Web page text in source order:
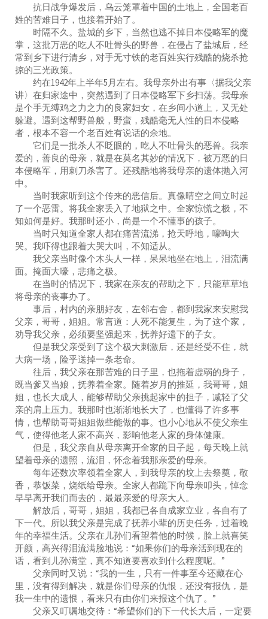
抗日战争爆发后，乌云笼罩着中国的土地上，全国老百
姓的苦难日子，也接着开始了。
时隔不久。盐城的乡下，当然也逃不掉日本侵略军的魔
掌，这批万恶的吃人不吐骨头的野兽，在侵占了盐城后，经
常到乡下进行清乡，对手无寸铁的老百姓实行残酷的烧杀抢
掠的三光政策。
约在1942年上半年5月左右。我母亲外出有事〈据我父亲
讲〉在归家途中，突然遇到了日本侵略军下乡扫荡。我母亲
是个手无缚鸡之力之力的良家妇女，在乡间小道上，又无处
躲避。遇到这帮野兽般，野蛮，残酷毫无人性的日本侵略
者，根本不容一个老百姓有说话的余地。
它们是一批杀人不眨眼的，吃人不吐骨头的恶兽。我亲
爱的，善良的母亲，就是在莫名其妙的情况下，被万恶的日
本侵略军，用刺刀杀害了。还残酷地将我母亲的遗体抛入河
中。
当时我家听到这个传来的恶信后。真像晴空之间立时起
了一个恶雷。将我全家丢入了地狱之中。全家惊慌之极，不
知如何是好。我那时还小，尚是一个不懂事的孩子。
当时只知道全家人都在痛苦流涕，抢天呼地，嚎啕大
哭。我吓得也跟着大哭大叫，不知适从。
我父亲当时像个木头人一样，呆呆地坐在地上，泪流满
面。掩面大嚎，悲痛之极。
在当时的情况下，我家在亲友的帮助之下，只能草草地
将母亲的丧事办了。
事后，村内的亲朋好友，左邻右舍，都到我家来安慰我
父亲，哥哥，姐姐。常言道：人死不能复生，为了这个家，
劝导我父亲，必须要坚强起来，抚养好遗下的子女。
但是我父亲受到了这个极大刺激后，还是经受不住，就
大病一场，险乎送掉一条老命。
往后，我父亲在那苦难的日子里，也拖着虚弱的身子，
既当爹又当娘，抚养着全家。随着岁月的推延，我哥哥，姐
姐，也长大成人，能够帮助父亲挑起家中的担子，减轻了父
亲的肩上压力。我那时也渐渐地长大了，也懂得了许多事
情，也帮助哥哥姐姐做些能做的事。也小心地从不使父亲生
气，使得他老人家不高兴，影响他老人家的身体健康。
但是，我父亲自从母亲离开全家的日子起，每天晚上就
望着母亲的遗照，流泪，怀念着我那亲爱的母亲。
每年还数次率领着全家人，到我母亲的坟上去祭奠，敬
香，恭饭菜，烧纸给母亲。全家人都跪下向母亲叩头，悼念
早早离开我们而去的，最最亲爱的母亲大人。
解放后，哥哥，姐姐，我都已各自成家立业，各自有了
下一代。所以我父亲是完成了抚养小辈的历史任务，过着晚
年的幸福生活。父亲在儿孙们看望着他的时候，脸上就喜笑
开颜，高兴得泪流满脸地说：“如果你们的母亲活到现在的
话，看到儿孙满堂，真不知道要喜欢到什么程度呢。”
父亲同时又说：“我的一生，只有一件事至今还藏在心
里，没有得到解决，就是你们母亲的仇恨，还没有报仇，是
我一生中的遗恨，看来只有由你们来报这个仇了。”
父亲又叮嘱地交待：“希望你们的下一代长大后，一定要